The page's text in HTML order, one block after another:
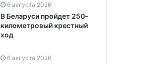
6 августа 2026
В Беларуси пройдет 250-
километровый крестный
ход
6 августа 2026